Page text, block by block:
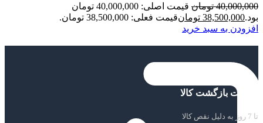
40,000,000 تومان
قیمت اصلی: 40,000,000 تومان
بود.38,500,000 تومانقیمت فعلی: 38,500,000 تومان.
افزودن به سبد خرید
ضمانت بازگشت کالا
تا 7 روز به دلیل نقص کالا